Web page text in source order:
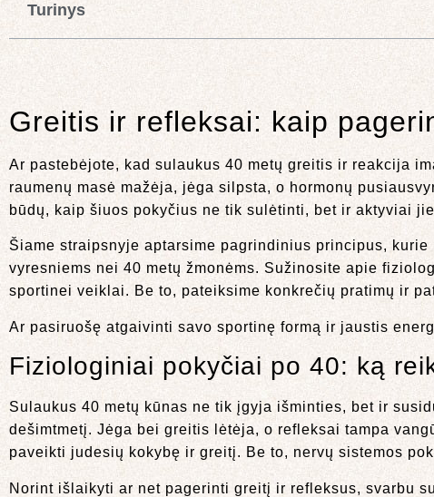
Turinys
Greitis ir refleksai: kaip
Ar pastebėjote, kad sulaukus 40 metų greitis ir reakcija
raumenų masė mažėja, jėga silpsta, o hormonų
būdų, kaip šiuos pokyčius ne tik sulėtinti, bet ir aktyviai
Šiame straipsnyje aptarsime pagrindinius principus,
vyresniems nei 40 metų žmonėms. Sužinosite apie
sportinei veiklai. Be to, pateiksime konkrečių pratimų ir
Ar pasiruošę atgaivinti savo sportinę formą ir jaustis
Fiziologiniai pokyčiai po 40: ką
Sulaukus 40 metų kūnas ne tik įgyja išminties, bet ir
dešimtmetį. Jėga bei greitis lėtėja, o refleksai tampa
paveikti judesių kokybę ir greitį. Be to, nervų sistemos
Norint išlaikyti ar net pagerinti greitį ir refleksus, svarbu